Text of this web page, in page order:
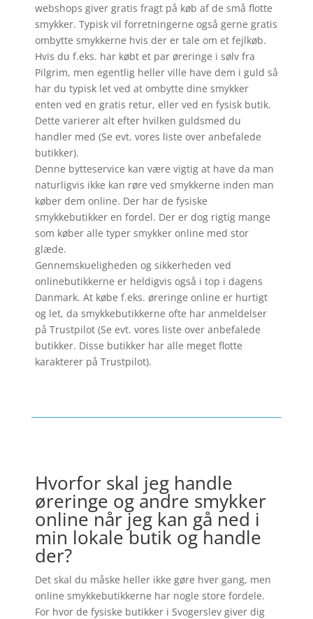
webshops giver gratis fragt på køb af de små flotte
smykker. Typisk vil forretningerne også gerne gratis
ombytte smykkerne hvis der er tale om et fejlkøb.
Hvis du f.eks. har købt et par øreringe i sølv fra
Pilgrim, men egentlig heller ville have dem i guld så
har du typisk let ved at ombytte dine smykker
enten ved en gratis retur, eller ved en fysisk butik.
Dette varierer alt efter hvilken guldsmed du
handler med (Se evt. vores liste over anbefalede
butikker).
Denne bytteservice kan være vigtig at have da man
naturligvis ikke kan røre ved smykkerne inden man
køber dem online. Der har de fysiske
smykkebutikker en fordel. Der er dog rigtig mange
som køber alle typer smykker online med stor
glæde.
Gennemskueligheden og sikkerheden ved
onlinebutikkerne er heldigvis også i top i dagens
Danmark. At købe f.eks. øreringe online er hurtigt
og let, da smykkebutikkerne ofte har anmeldelser
på Trustpilot (Se evt. vores liste over anbefalede
butikker. Disse butikker har alle meget flotte
karakterer på Trustpilot).
Hvorfor skal jeg handle
øreringe og andre smykker
online når jeg kan gå ned i
min lokale butik og handle
der?
Det skal du måske heller ikke gøre hver gang, men
online smykkebutikkerne har nogle store fordele.
For hvor de fysiske butikker i Svogerslev giver dig